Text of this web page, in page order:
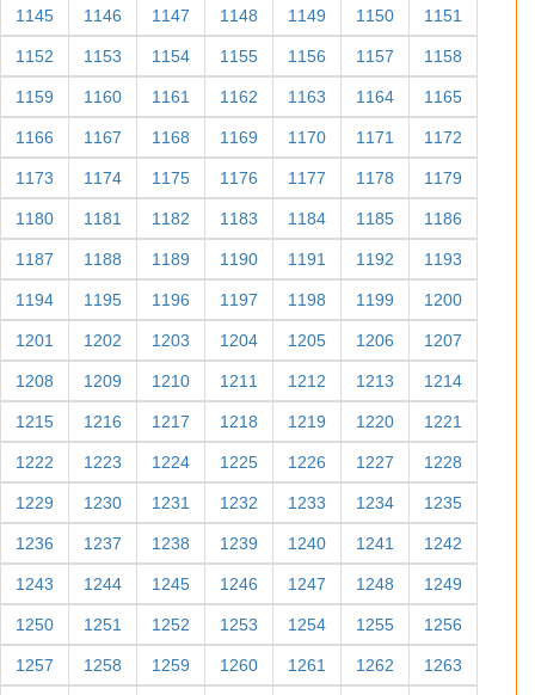
1145 1146 1147 1148 1149 1150 1151
1152 1153 1154 1155 1156 1157 1158
1159 1160 1161 1162 1163 1164 1165
1166 1167 1168 1169 1170 1171 1172
1173 1174 1175 1176 1177 1178 1179
1180 1181 1182 1183 1184 1185 1186
1187 1188 1189 1190 1191 1192 1193
1194 1195 1196 1197 1198 1199 1200
1201 1202 1203 1204 1205 1206 1207
1208 1209 1210 1211 1212 1213 1214
1215 1216 1217 1218 1219 1220 1221
1222 1223 1224 1225 1226 1227 1228
1229 1230 1231 1232 1233 1234 1235
1236 1237 1238 1239 1240 1241 1242
1243 1244 1245 1246 1247 1248 1249
1250 1251 1252 1253 1254 1255 1256
1257 1258 1259 1260 1261 1262 1263